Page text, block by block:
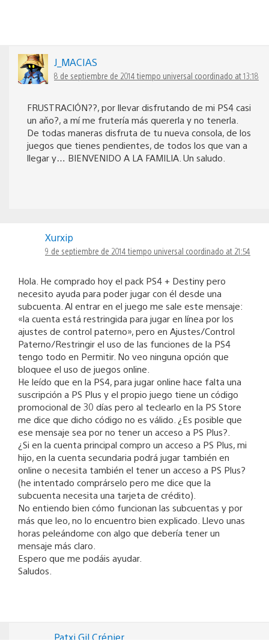
J_MACIAS
8 de septiembre de 2014 tiempo universal coordinado at 13:18
FRUSTRACIÓN??, por llevar disfrutando de mi PS4 casi
un aňo?, a mí me frutería más quererla y no tenerla.
De todas maneras disfruta de tu nueva consola, de los
juegos que tienes pendientes, de todos los que van a
llegar y… BIENVENIDO A LA FAMILIA. Un saludo.
Xurxip
9 de septiembre de 2014 tiempo universal coordinado at 21:54
Hola. He comprado hoy el pack PS4 + Destiny pero
necesito ayuda para poder jugar con él desde una
subcuenta. Al entrar en el juego me sale este mensaje:
«la cuenta está restringida para jugar en línea por los
ajustes de control paterno», pero en Ajustes/Control
Paterno/Restringir el uso de las funciones de la PS4
tengo todo en Permitir. No veo ninguna opción que
bloquee el uso de juegos online.
He leído que en la PS4, para jugar online hace falta una
suscripción a PS Plus y el propio juego tiene un código
promocional de 30 días pero al teclearlo en la PS Store
me dice que dicho código no es válido. ¿Es posible que
ese mensaje sea por no tener un acceso a PS Plus?.
¿Si en la cuenta principal compro un acceso a PS Plus, mi
hijo, en la cuenta secundaria podrá jugar también en
online o necesita también el tener un acceso a PS Plus?
(he intentado comprárselo pero me dice que la
subcuenta necesita una tarjeta de crédito).
No entiendo bien cómo funcionan las subcuentas y por
más que leo, no lo encuentro bien explicado. Llevo unas
horas peleándome con algo que debería tener un
mensaje más claro.
Espero que me podáis ayudar.
Saludos.
Patxi Gil Crénier